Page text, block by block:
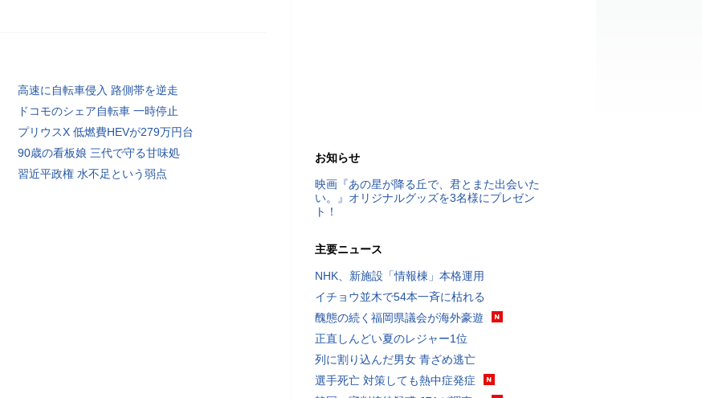
高速に自転車侵入 路側帯を逆走
ドコモのシェア自転車 一時停止
プリウスX 低燃費HEVが279万円台
90歳の看板娘 三代で守る甘味処
習近平政権 水不足という弱点
お知らせ
映画『あの星が降る丘で、君とまた出会いた
い。』オリジナルグッズを3名様にプレゼン
ト！
主要ニュース
NHK、新施設「情報棟」本格運用
イチョウ並木で54本一斉に枯れる
醜態の続く福岡県議会が海外豪遊
正直しんどい夏のレジャー1位
列に割り込んだ男女 青ざめ逃亡
選手死亡 対策しても熱中症発症